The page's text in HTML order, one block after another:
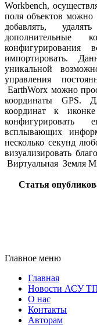
Workbench,
поля объектов можно
добавлять,
конфигурирования
импортировать.
уникальной
управления
EarthWorx можно
координаты GPS.
координат к
всплывающих
несколько секунд
визуализировать
Виртуальная Земля
Статья
Главное меню
Главная
Новости АСУ
О нас
Контакты
Авторам